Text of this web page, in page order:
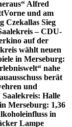
Alfred
Vorne und am
Czekallas Sieg
– CDU-
auf der
wählt neuen
in Merseburg:
nahe
berät
und
Halle
Merseburg: 1,36
in
Lampe